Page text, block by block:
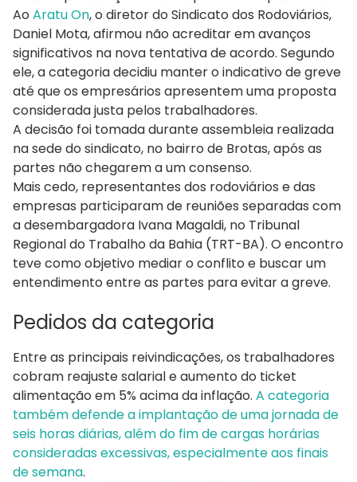
Ao Aratu On, o diretor do Sindicato dos Rodoviários,
Daniel Mota, afirmou não acreditar em avanços
significativos na nova tentativa de acordo. Segundo
ele, a categoria decidiu manter o indicativo de greve
até que os empresários apresentem uma proposta
considerada justa pelos trabalhadores.
A decisão foi tomada durante assembleia realizada
na sede do sindicato, no bairro de Brotas, após as
partes não chegarem a um consenso.
Mais cedo, representantes dos rodoviários e das
empresas participaram de reuniões separadas com
a desembargadora Ivana Magaldi, no Tribunal
Regional do Trabalho da Bahia (TRT-BA). O encontro
teve como objetivo mediar o conflito e buscar um
entendimento entre as partes para evitar a greve.
Pedidos da categoria
Entre as principais reivindicações, os trabalhadores
cobram reajuste salarial e aumento do ticket
alimentação em 5% acima da inflação. A categoria
também defende a implantação de uma jornada de
seis horas diárias, além do fim de cargas horárias
consideradas excessivas, especialmente aos finais
de semana.